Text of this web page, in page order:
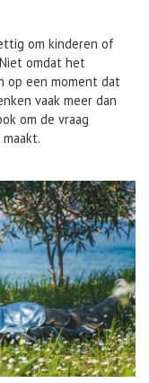
om kinderen of
omdat het
op een moment dat
vaak meer dan
om de vraag